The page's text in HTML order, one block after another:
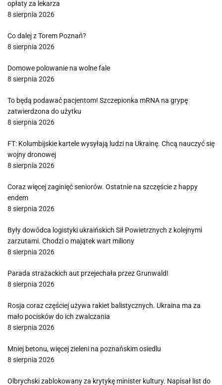
opłaty za lekarza
8 sierpnia 2026
Co dalej z Torem Poznań?
8 sierpnia 2026
Domowe polowanie na wolne fale
8 sierpnia 2026
To będą podawać pacjentom! Szczepionka mRNA na grypę
zatwierdzona do użytku
8 sierpnia 2026
FT: Kolumbijskie kartele wysyłają ludzi na Ukrainę. Chcą nauczyć się
wojny dronowej
8 sierpnia 2026
Coraz więcej zaginięć seniorów. Ostatnie na szczęście z happy
endem
8 sierpnia 2026
Były dowódca logistyki ukraińskich Sił Powietrznych z kolejnymi
zarzutami. Chodzi o majątek wart miliony
8 sierpnia 2026
Parada strażackich aut przejechała przez Grunwald!
8 sierpnia 2026
Rosja coraz częściej używa rakiet balistycznych. Ukraina ma za
mało pocisków do ich zwalczania
8 sierpnia 2026
Mniej betonu, więcej zieleni na poznańskim osiedlu
8 sierpnia 2026
Olbrychski zablokowany za krytykę minister kultury. Napisał list do